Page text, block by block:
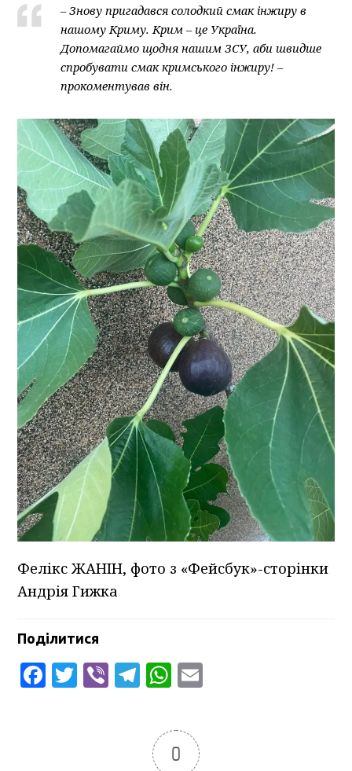
– Знову пригадався солодкий смак інжиру в
нашому Криму. Крим – це Україна.
Допомагаймо щодня нашим ЗСУ, аби швидше
спробувати смак кримського інжиру! –
прокоментував він.
Фелікс ЖАНІН, фото з «Фейсбук»-сторінки
Андрія Гижка
Поділитися
Facebook
Twitter
ViberTelegram
WhatsApp
0